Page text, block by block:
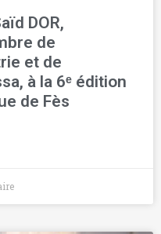
DOR,
de
et de
à la 6ᵉ édition
de Fès